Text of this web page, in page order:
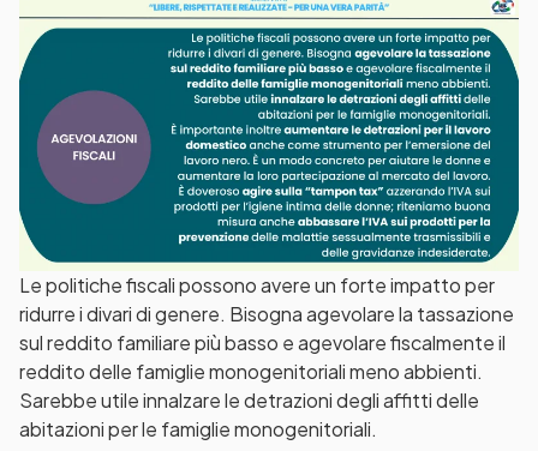
Le politiche fiscali possono avere un forte impatto per
ridurre i divari di genere. Bisogna agevolare la tassazione
sul reddito familiare più basso e agevolare fiscalmente il
reddito delle famiglie monogenitoriali meno abbienti.
Sarebbe utile innalzare le detrazioni degli affitti delle
abitazioni per le famiglie monogenitoriali.